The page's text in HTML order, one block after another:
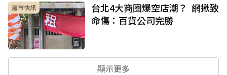
房市快訊
台北4大商圈爆空店潮？ 網揪致
命傷：百貨公司完勝
顯示更多